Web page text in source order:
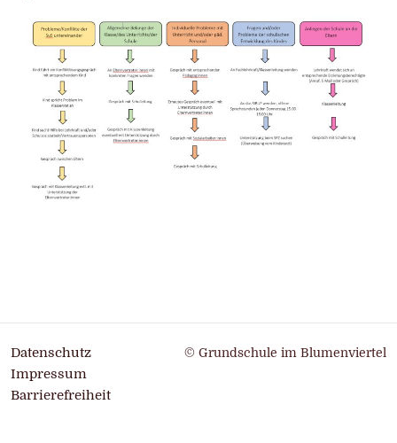
Datenschutz
Impressum
Barrierefreiheit
© Grundschule im Blumenviertel